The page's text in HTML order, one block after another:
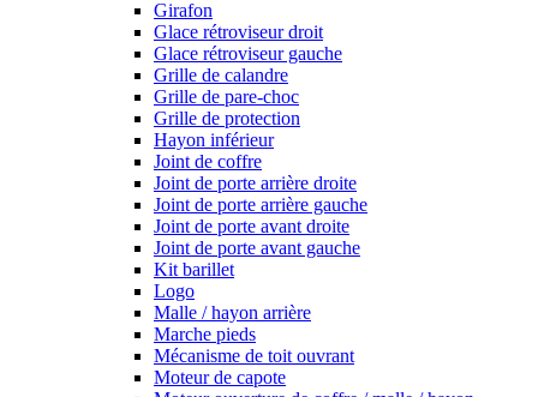
Girafon
Glace rétroviseur droit
Glace rétroviseur gauche
Grille de calandre
Grille de pare-choc
Grille de protection
Hayon inférieur
Joint de coffre
Joint de porte arrière droite
Joint de porte arrière gauche
Joint de porte avant droite
Joint de porte avant gauche
Kit barillet
Logo
Malle / hayon arrière
Marche pieds
Mécanisme de toit ouvrant
Moteur de capote